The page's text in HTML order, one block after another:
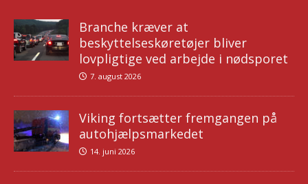
Branche kræver at
beskyttelseskøretøjer bliver
lovpligtige ved arbejde i nødsporet
7. august 2026
Viking fortsætter fremgangen på
autohjælpsmarkedet
14. juni 2026